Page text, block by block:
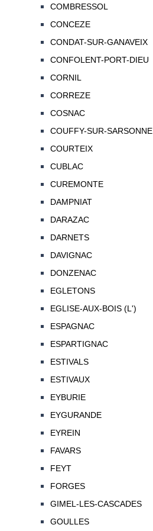
COMBRESSOL
CONCEZE
CONDAT-SUR-GANAVEIX
CONFOLENT-PORT-DIEU
CORNIL
CORREZE
COSNAC
COUFFY-SUR-SARSONNE
COURTEIX
CUBLAC
CUREMONTE
DAMPNIAT
DARAZAC
DARNETS
DAVIGNAC
DONZENAC
EGLETONS
EGLISE-AUX-BOIS (L')
ESPAGNAC
ESPARTIGNAC
ESTIVALS
ESTIVAUX
EYBURIE
EYGURANDE
EYREIN
FAVARS
FEYT
FORGES
GIMEL-LES-CASCADES
GOULLES